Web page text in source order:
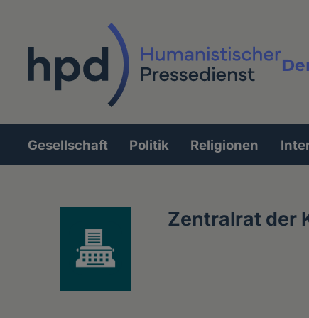
Hauptnavigation
Gesellschaft Politik Religionen
Zentralrat der